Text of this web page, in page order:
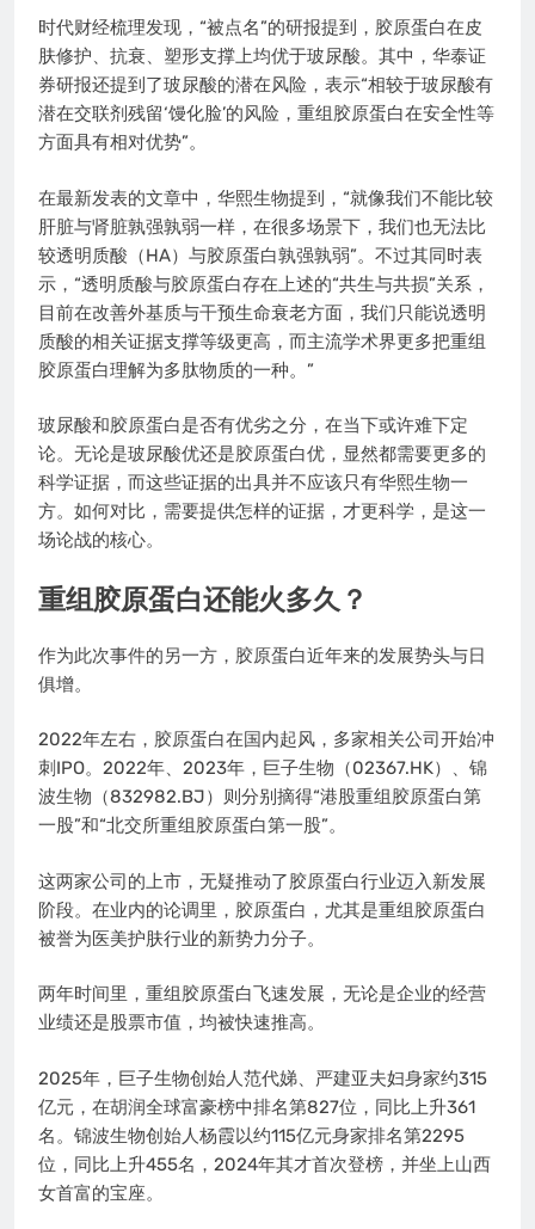
时代财经梳理发现，“被点名”的研报提到，胶原蛋白在皮
肤修护、抗衰、塑形支撑上均优于玻尿酸。其中，华泰证
券研报还提到了玻尿酸的潜在风险，表示“相较于玻尿酸有
潜在交联剂残留‘馒化脸’的风险，重组胶原蛋白在安全性等
方面具有相对优势”。
在最新发表的文章中，华熙生物提到，“就像我们不能比较
肝脏与肾脏孰强孰弱一样，在很多场景下，我们也无法比
较透明质酸（HA）与胶原蛋白孰强孰弱”。不过其同时表
示，“透明质酸与胶原蛋白存在上述的“共生与共损”关系，
目前在改善外基质与干预生命衰老方面，我们只能说透明
质酸的相关证据支撑等级更高，而主流学术界更多把重组
胶原蛋白理解为多肽物质的一种。”
玻尿酸和胶原蛋白是否有优劣之分，在当下或许难下定
论。无论是玻尿酸优还是胶原蛋白优，显然都需要更多的
科学证据，而这些证据的出具并不应该只有华熙生物一
方。如何对比，需要提供怎样的证据，才更科学，是这一
场论战的核心。
重组胶原蛋白还能火多久？
作为此次事件的另一方，胶原蛋白近年来的发展势头与日
俱增。
2022年左右，胶原蛋白在国内起风，多家相关公司开始冲
刺IPO。2022年、2023年，巨子生物（02367.HK）、锦
波生物（832982.BJ）则分别摘得“港股重组胶原蛋白第
一股”和“北交所重组胶原蛋白第一股”。
这两家公司的上市，无疑推动了胶原蛋白行业迈入新发展
阶段。在业内的论调里，胶原蛋白，尤其是重组胶原蛋白
被誉为医美护肤行业的新势力分子。
两年时间里，重组胶原蛋白飞速发展，无论是企业的经营
业绩还是股票市值，均被快速推高。
2025年，巨子生物创始人范代娣、严建亚夫妇身家约315
亿元，在胡润全球富豪榜中排名第827位，同比上升361
名。锦波生物创始人杨霞以约115亿元身家排名第2295
位，同比上升455名，2024年其才首次登榜，并坐上山西
女首富的宝座。